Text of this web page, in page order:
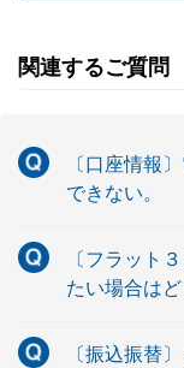
関連するご質問
〔口座情報
できない。
〔フラット
たい場合は
〔振込振替